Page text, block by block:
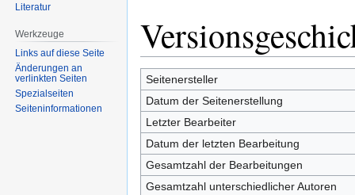
Seitenersteller
Datum der Seitenerstellung
Letzter Bearbeiter
Datum der letzten Bearbeitung
Gesamtzahl der Bearbeitungen
Gesamtzahl unterschiedlicher Autoren
Literatur
Werkzeuge
Links auf diese Seite
Änderungen an
verlinkten Seiten
Spezialseiten
Seiten­informationen